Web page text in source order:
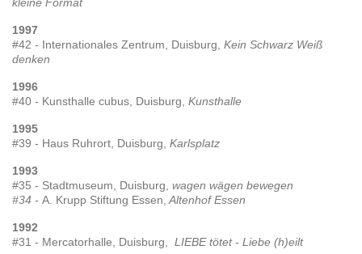
1997
#42 - Internationales Zentrum, Duisburg, Kein Schwarz Weiß
denken
1996
#40 - Kunsthalle cubus, Duisburg, Kunsthalle
1995
#39 - Haus Ruhrort, Duisburg, Karlsplatz
1993
#35 - Stadtmuseum, Duisburg, wagen wägen bewegen
#34 - A. Krupp Stiftung Essen, Altenhof Essen
1992
#31 - Mercatorhalle, Duisburg,
LIEBE tötet - Liebe (h)eilt